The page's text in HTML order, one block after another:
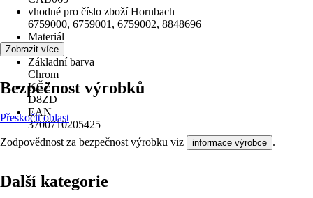
vhodné pro číslo zboží Hornbach
6759000, 6759001, 6759002, 8848696
Materiál
Plast
Základní barva
Chrom
KČZ
D8ZD
EAN
3700710205425
Zobrazit více
Bezpečnost výrobků
Přeskočit oblast
Zodpovědnost za bezpečnost výrobku viz informace výrobce .
Další kategorie